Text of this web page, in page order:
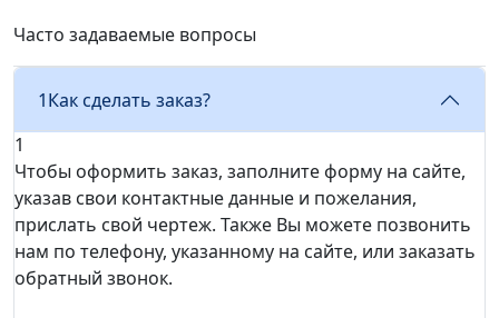
Часто задаваемые вопросы
1Как сделать заказ?
1
Чтобы оформить заказ, заполните форму на сайте,
указав свои контактные данные и пожелания,
прислать свой чертеж. Также Вы можете позвонить
нам по телефону, указанному на сайте, или заказать
обратный звонок.